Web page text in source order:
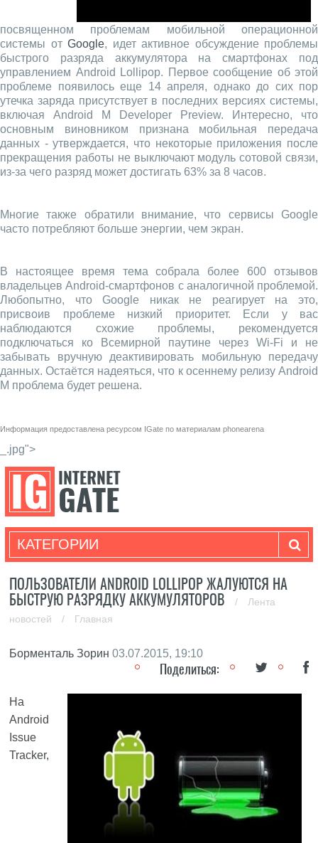
посвященном проблемам мобильной операционной
системы от Google, идет активное обсуждение проблемы
быстрого разряда аккумулятора на смартфонах под
управлением Android Lollipop. Первое сообщение об этой
проблеме появилось еще 14 апреля, однако до сих пор
утечка заряда присутствует в последних версиях системы,
включая Android M Developer Preview. Интересно, что
основным виновником признана мобильная передача
данных - утверждается, что некоторые приложения после
прекращения работы не выключают модуль сотовой связи,
из-за чего разряд может достигать 63% за 8 часов.
Многие также обратили внимание, что сервисы Google
часто потребляют больше энергии, чем экран.
В настоящее время тема собрала более 600 отзывов
владельцев Android-смартфонов с аналогичной проблемой.
Любопытно, что Google никак не реагирует на это,
присвоив проблеме низкий приоритет. Если у вас
наблюдаются схожие проблемы, рекомендуется
подключаться ко Всемирной паутине через Wi-Fi и не
забывать вручную деактивировать мобильную передачу
данных. Остаётся надеяться, что к осеннему релизу Android
M проблема будет решена.
Информация предоставлена ресурсом IGate по материалам phonearena
_.jpg">
КАТЕГОРИИ
ПОЛЬЗОВАТЕЛИ ANDROID LOLLIPOP ЖАЛУЮТСЯ НА
БЫСТРУЮ РАЗРЯДКУ АККУМУЛЯТОРОВ
/
Лента
новостей
/ Главная
Борменталь Зорин 03.07.2015, 19:10
Поделиться:
На
Android
Issue
Tracker,